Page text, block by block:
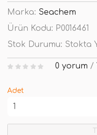
Marka: Seachem
Ürün Kodu: P0016461
Stok Durumu: Stokta
0 yorum /
Adet